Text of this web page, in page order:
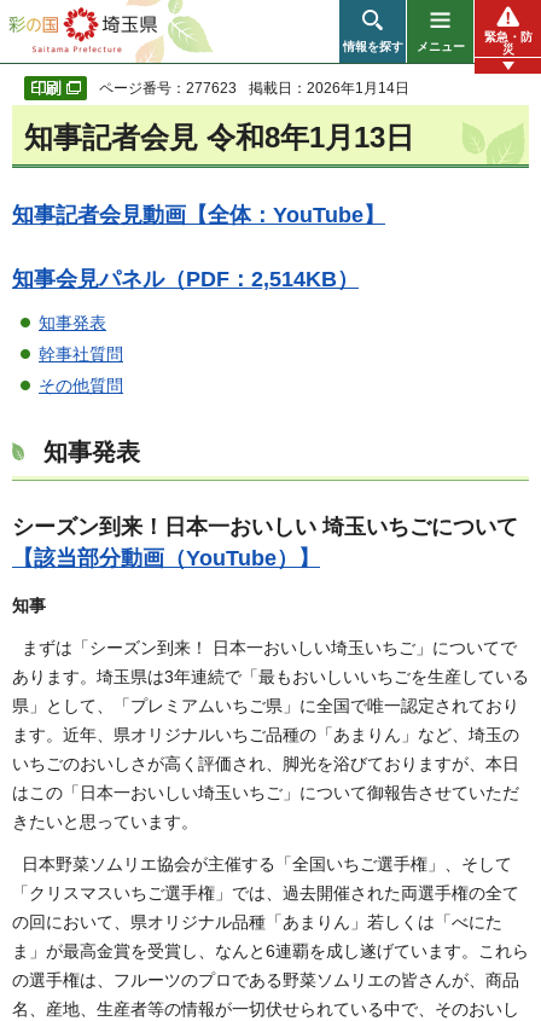
彩の国 埼玉県
情報を探す メニュー
緊急・防
災
ページ番号：277623 掲載日：2026年1月14日
知事記者会見 令和8年1月13日
知事記者会見動画【全体：YouTube】
知事会見パネル（PDF：2,514KB）
知事発表
幹事社質問
その他質問
知事発表
シーズン到来！日本一おいしい 埼玉いちごについて
【該当部分動画（YouTube）】
知事
まずは「シーズン到来！ 日本一おいしい埼玉いちご」についてで
あります。埼玉県は3年連続で「最もおいしいいちごを生産している
県」として、「プレミアムいちご県」に全国で唯一認定されており
ます。近年、県オリジナルいちご品種の「あまりん」など、埼玉の
いちごのおいしさが高く評価され、脚光を浴びておりますが、本日
はこの「日本一おいしい埼玉いちご」について御報告させていただ
きたいと思っています。
日本野菜ソムリエ協会が主催する「全国いちご選手権」、そして
「クリスマスいちご選手権」では、過去開催された両選手権の全て
の回において、県オリジナル品種「あまりん」若しくは「べにた
ま」が最高金賞を受賞し、なんと6連覇を成し遂げています。これら
の選手権は、フルーツのプロである野菜ソムリエの皆さんが、商品
名、産地、生産者等の情報が一切伏せられている中で、そのおいし